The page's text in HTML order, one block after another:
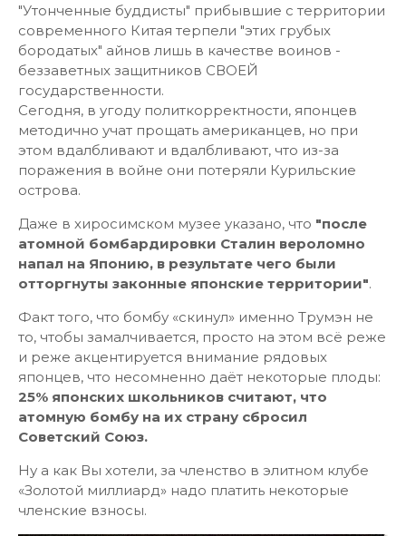
"Утонченные буддисты" прибывшие с территории
современного Китая терпели "этих грубых
бородатых" айнов лишь в качестве воинов -
беззаветных защитников СВОЕЙ
государственности.
Сегодня, в угоду политкорректности, японцев
методично учат прощать американцев, но при
этом вдалбливают и вдалбливают, что из-за
поражения в войне они потеряли Курильские
острова.
Даже в хиросимском музее указано, что "после
атомной бомбардировки Сталин вероломно
напал на Японию, в результате чего были
отторгнуты законные японские территории".
Факт того, что бомбу «скинул» именно Трумэн не
то, чтобы замалчивается, просто на этом всё реже
и реже акцентируется внимание рядовых
японцев, что несомненно даёт некоторые плоды:
25% японских школьников считают, что
атомную бомбу на их страну сбросил
Советский Союз.
Ну а как Вы хотели, за членство в элитном клубе
«Золотой миллиард» надо платить некоторые
членские взносы.